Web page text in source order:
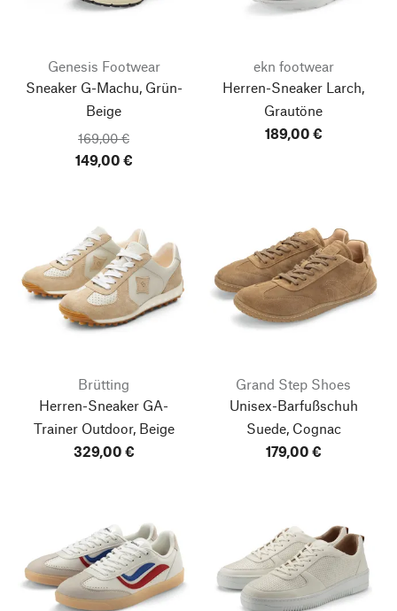
Genesis Footwear
Sneaker G-Machu, Grün-
Beige
169,00 €
149,00 €
ekn footwear
Herren-Sneaker Larch,
Grautöne
189,00 €
Brütting
Herren-Sneaker GA-
Trainer Outdoor, Beige
329,00 €
Grand Step Shoes
Unisex-Barfußschuh
Suede, Cognac
179,00 €